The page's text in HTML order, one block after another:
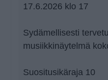
17.6.2026 klo 17
Sydämellisesti
musiikkinäytelmä
Suositusikäraja 10